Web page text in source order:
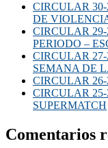
CIRCULAR
DE
CIRCULAR
PERIODO –
CIRCULAR
SEMANA DE
CIRCULAR 26-
CIRCULAR
SUPERMATCH
Comentarios